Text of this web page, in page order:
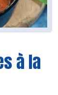
à la